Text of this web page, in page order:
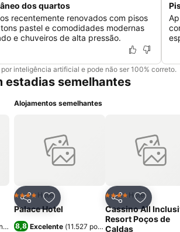
dos quartos
recentemente renovados com pisos
pastel e comodidades modernas
e chuveiros de alta pressão.
inteligência artificial e pode não ser 100% correto.
estadias semelhantes
favoritos
)
Alojamentos semelhantes
PartilharAdicionar aos favoritos
4 EstrelasHotel
Palace Hotel
8,8 Excelente (11.527 pontuações)
Partilhar
4 EstrelasHotel
Cassino All
Resort Poços de
Caldas